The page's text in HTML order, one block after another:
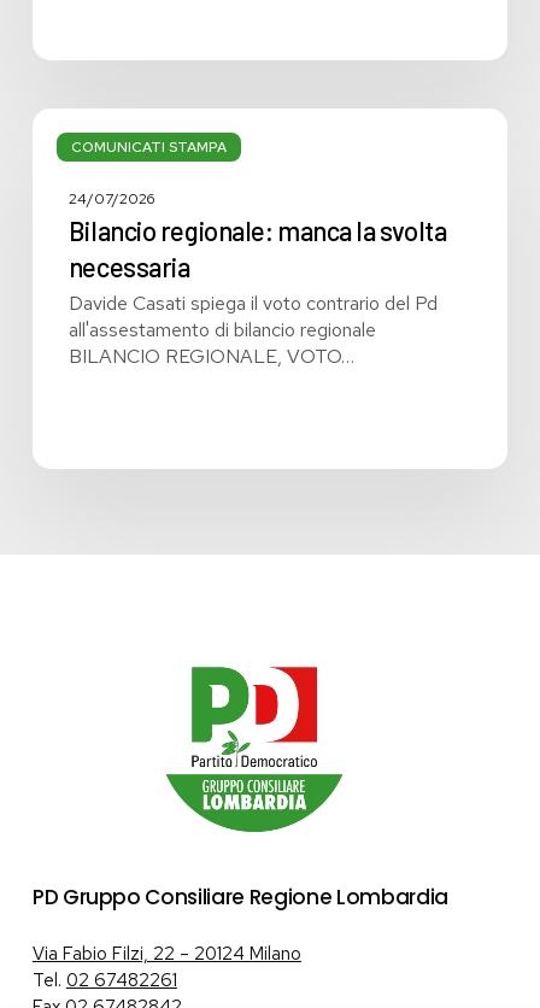
COMUNICATI STAMPA
Bilancio
regionale:
svolta
24/07/2026
Bilancio regionale: manca la svolta
necessaria
Davide Casati spiega il voto contrario del Pd
all'assestamento di bilancio regionale
BILANCIO REGIONALE, VOTO…
PD Gruppo Consiliare Regione Lombardia
Via Fabio Filzi, 22 – 20124 Milano
Tel. 02 67482261